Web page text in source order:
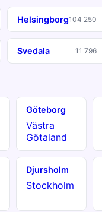
Helsingborg104 250
Svedala 11 796
Göteborg
Västra
Götaland
Djursholm
Stockholm